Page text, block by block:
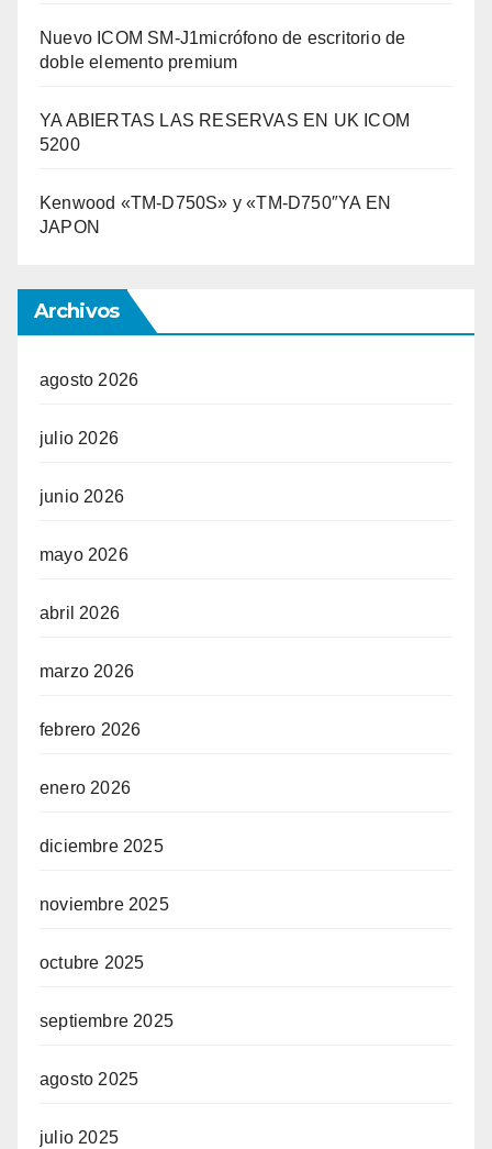
Nuevo ICOM SM-J1micrófono de escritorio de
doble elemento premium
YA ABIERTAS LAS RESERVAS EN UK ICOM
5200
Kenwood «TM-D750S» y «TM-D750″YA EN
JAPON
Archivos
agosto 2026
julio 2026
junio 2026
mayo 2026
abril 2026
marzo 2026
febrero 2026
enero 2026
diciembre 2025
noviembre 2025
octubre 2025
septiembre 2025
agosto 2025
julio 2025